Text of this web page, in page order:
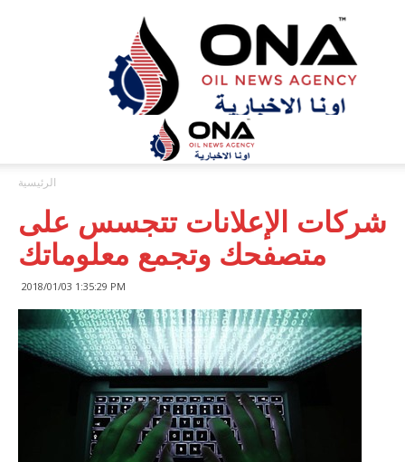
ONA™
NEWS
/
أونا
الاخبارية
الرئيسية
شركات الإعلانات تتجسس على
متصفحك وتجمع معلوماتك
2018/01/03 1:35:29 PM